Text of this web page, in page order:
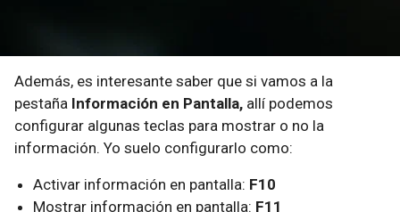
Además, es interesante saber que si vamos a la
pestaña Información en Pantalla, allí podemos
configurar algunas teclas para mostrar o no la
información. Yo suelo configurarlo como:
Activar información en pantalla: F10
Mostrar información en pantalla: F11